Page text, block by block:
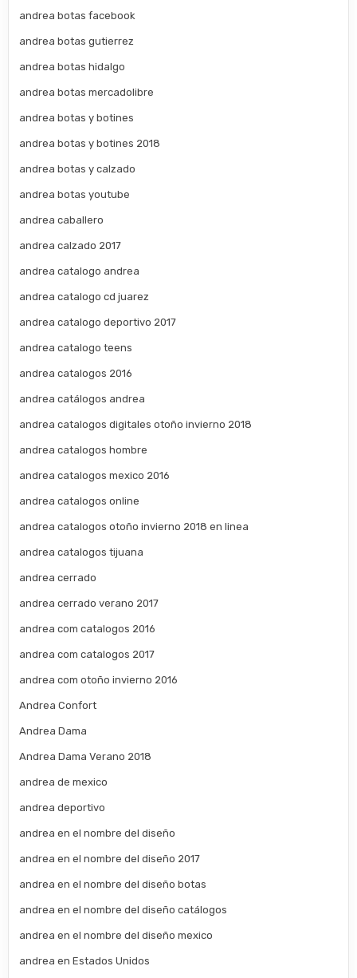
andrea botas facebook
andrea botas gutierrez
andrea botas hidalgo
andrea botas mercadolibre
andrea botas y botines
andrea botas y botines 2018
andrea botas y calzado
andrea botas youtube
andrea caballero
andrea calzado 2017
andrea catalogo andrea
andrea catalogo cd juarez
andrea catalogo deportivo 2017
andrea catalogo teens
andrea catalogos 2016
andrea catálogos andrea
andrea catalogos digitales otoño invierno 2018
andrea catalogos hombre
andrea catalogos mexico 2016
andrea catalogos online
andrea catalogos otoño invierno 2018 en linea
andrea catalogos tijuana
andrea cerrado
andrea cerrado verano 2017
andrea com catalogos 2016
andrea com catalogos 2017
andrea com otoño invierno 2016
Andrea Confort
Andrea Dama
Andrea Dama Verano 2018
andrea de mexico
andrea deportivo
andrea en el nombre del diseño
andrea en el nombre del diseño 2017
andrea en el nombre del diseño botas
andrea en el nombre del diseño catálogos
andrea en el nombre del diseño mexico
andrea en Estados Unidos